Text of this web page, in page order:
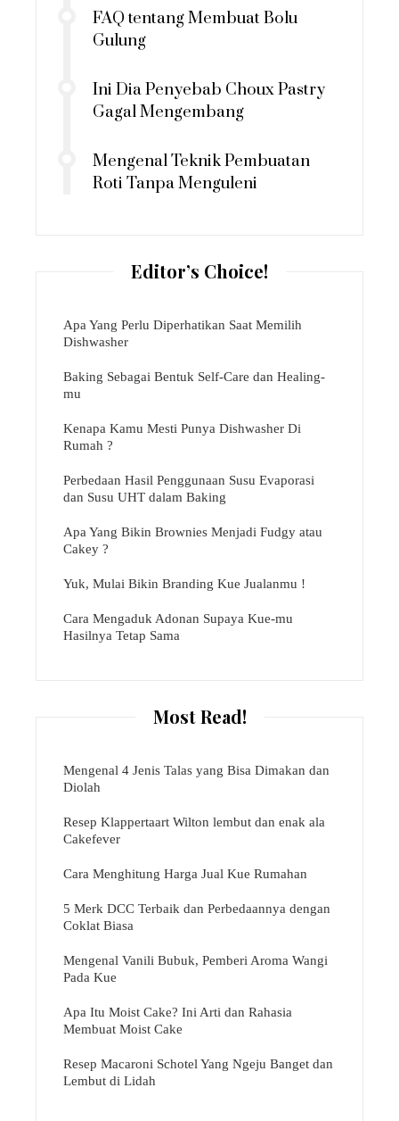
FAQ tentang Membuat Bolu
Gulung
Ini Dia Penyebab Choux Pastry
Gagal Mengembang
Mengenal Teknik Pembuatan
Roti Tanpa Menguleni
Editor’s Choice!
Apa Yang Perlu Diperhatikan Saat Memilih
Dishwasher
Baking Sebagai Bentuk Self-Care dan Healing-
mu
Kenapa Kamu Mesti Punya Dishwasher Di
Rumah ?
Perbedaan Hasil Penggunaan Susu Evaporasi
dan Susu UHT dalam Baking
Apa Yang Bikin Brownies Menjadi Fudgy atau
Cakey ?
Yuk, Mulai Bikin Branding Kue Jualanmu !
Cara Mengaduk Adonan Supaya Kue-mu
Hasilnya Tetap Sama
Most Read!
Mengenal 4 Jenis Talas yang Bisa Dimakan dan
Diolah
Resep Klappertaart Wilton lembut dan enak ala
Cakefever
Cara Menghitung Harga Jual Kue Rumahan
5 Merk DCC Terbaik dan Perbedaannya dengan
Coklat Biasa
Mengenal Vanili Bubuk, Pemberi Aroma Wangi
Pada Kue
Apa Itu Moist Cake? Ini Arti dan Rahasia
Membuat Moist Cake
Resep Macaroni Schotel Yang Ngeju Banget dan
Lembut di Lidah